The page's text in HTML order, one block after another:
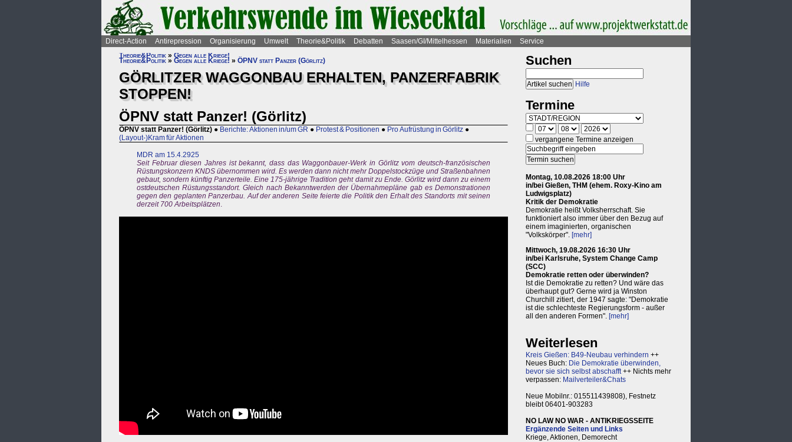
Direct-Action Antirepression Organisierung Umwelt Theorie&Politik Debatten Saasen/GI/Mittelhessen Materialien
Service
Theorie&Politik » Gegen alle Kriege!
Theorie&Politik » Gegen alle Kriege! » ÖPNV statt Panzer (Görlitz)
GÖRLITZER WAGGONBAU ERHALTEN, PANZERFABRIK
STOPPEN!
ÖPNV statt Panzer! (Görlitz)
ÖPNV statt Panzer! (Görlitz) ● Berichte: Aktionen in/um GR ● Protest & Positionen ● Pro Aufrüstung in Görlitz ●
(Layout-)Kram für Aktionen
MDR am 15.4.2925
Seit Februar diesen Jahres ist bekannt, dass das Waggonbauer-Werk in Görlitz vom deutsch-französischen
Rüstungskonzern KNDS übernommen wird. Es werden dann nicht mehr Doppelstockzüge und Straßenbahnen
gebaut, sondern künftig Panzerteile. Eine 175-jährige Tradition geht damit zu Ende. Görlitz wird dann zu einem
ostdeutschen Rüstungsstandort. Gleich nach Bekanntwerden der Übernahmepläne gab es Demonstrationen
gegen den geplanten Panzerbau. Auf der anderen Seite feierte die Politik den Erhalt des Standorts mit seinen
derzeit 700 Arbeitsplätzen.
Suchen
Hilfe
Termine
vergangene Termine anzeigen
Montag, 10.08.2026 18:00 Uhr
in/bei Gießen, THM (ehem. Roxy-Kino am
Ludwigsplatz)
Kritik der Demokratie
Demokratie heißt Volksherrschaft. Sie
funktioniert also immer über den Bezug auf
einem imaginierten, organischen
"Volkskörper". [mehr]
Mittwoch, 19.08.2026 16:30 Uhr
in/bei Karlsruhe, System Change Camp
(SCC)
Demokratie retten oder überwinden?
Ist die Demokratie zu retten? Und wäre das
überhaupt gut? Gerne wird ja Winston
Churchill zitiert, der 1947 sagte: "Demokratie
ist die schlechteste Regierungsform - außer
all den anderen Formen". [mehr]
Weiterlesen
Kreis Gießen: B49-Neubau verhindern ++
Neues Buch: Die Demokratie überwinden,
bevor sie sich selbst abschafft++ Nichts mehr
verpassen: Mailverteiler&Chats
Neue Mobilnr.: 015511439808), Festnetz
bleibt 06401-903283
NO LAW NO WAR - ANTIKRIEGSSEITE
Ergänzende Seiten und Links
Kriege, Aktionen, Demorecht